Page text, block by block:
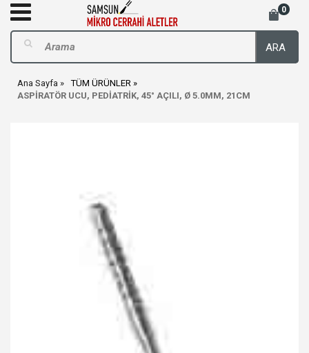
0
ARA
Ana Sayfa
TÜM ÜRÜNLER
ASPİRATÖR UCU, PEDİATRİK, 45° AÇILI, Ø 5.0MM, 21CM